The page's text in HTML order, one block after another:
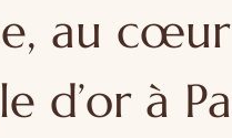
au
d’or à